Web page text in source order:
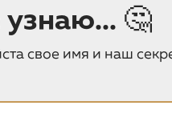
узнаю... 🤔
свое имя и наш